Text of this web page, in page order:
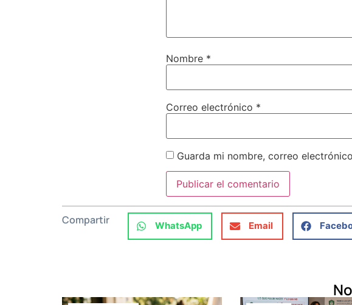
Nombre *
Correo electrónico *
Guarda mi nombre, correo
Compartir WhatsApp Email